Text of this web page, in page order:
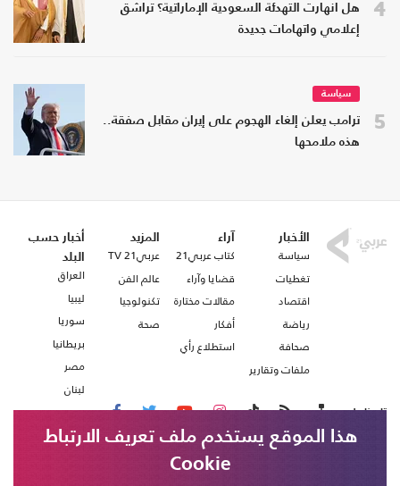
4
هل انهارت التهدئة السعودية الإماراتية؟ تراشق
إعلامي واتهامات جديدة
5
سياسة
ترامب يعلن إلغاء الهجوم على إيران مقابل صفقة..
هذه ملامحها
الأخبار
سياسة
تغطيات
اقتصاد
رياضة
صحافة
ملفات وتقارير
آراء
كتاب عربي21
قضايا وآراء
مقالات مختارة
أفكار
استطلاع رأي
المزيد
عربي21 TV
عالم الفن
تكنولوجيا
صحة
أخبار حسب
البلد
العراق
ليبيا
سوريا
بريطانيا
مصر
لبنان
تابعنا على
هذا الموقع يستخدم ملف تعريف الارتباط
Cookie